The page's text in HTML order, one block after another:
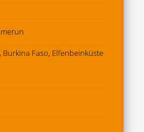
Faso, Elfenbeinküste